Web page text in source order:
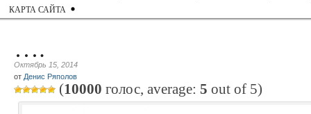
КАРТА САЙТА
….
Октябрь 15, 2014
от Денис Ряполов
(10000 голос, average: 5 out of 5)